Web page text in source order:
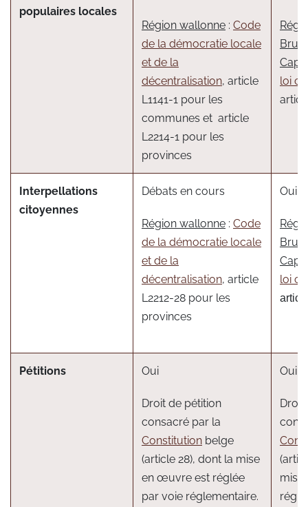
populaires locales
Région wallonne : Code
de la démocratie locale
et de la
décentralisation, article
L1141-1 pour les
communes et article
L2214-1 pour les
provinces
loi
Interpellations
citoyennes
Débats en cours
Région wallonne : Code
de la démocratie locale
et de la
décentralisation, article
L2212-28 pour les
provinces
Oui
loi
Pétitions Oui
Droit de pétition
consacré par la
Constitution belge
(article 28), dont la mise
en œuvre est réglée
par voie réglementaire.
Oui
Droit